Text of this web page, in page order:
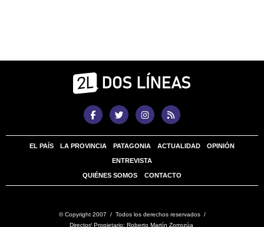
EL PAÍS LA PROVINCIA PATAGONIA ACTUALIDAD OPINIÓN
ENTREVISTA
QUIÉNES SOMOS CONTACTO
© Copyright 2007 / Todos los derechos reservados /
Director/ Propietario: Roberto Martín Zorrozúa